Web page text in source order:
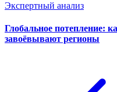
Экспертный анализ
Глобальное потепление:
завоёвывают регионы